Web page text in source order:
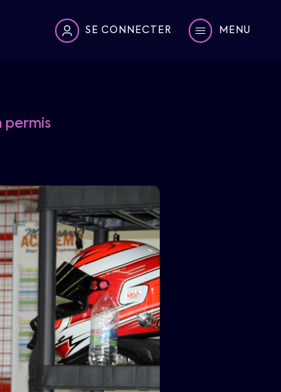
SE CONNECTER MENU
permis